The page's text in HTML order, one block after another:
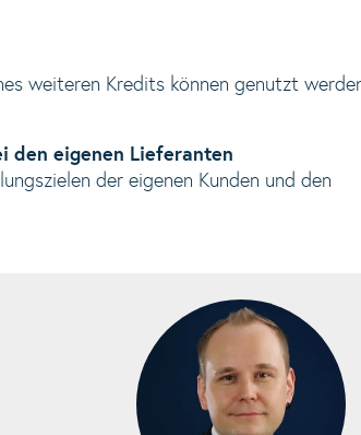
weiteren Kredits können genutzt
den eigenen Lieferanten
der eigenen Kunden und den